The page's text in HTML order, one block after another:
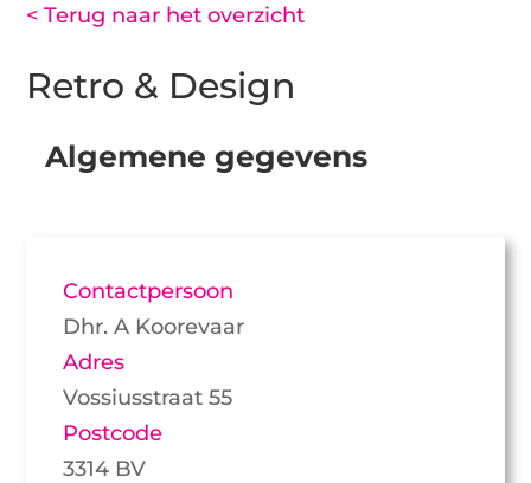
< Terug naar het overzicht
Retro & Design
Algemene gegevens
Contactpersoon
Dhr. A Koorevaar
Adres
Vossiusstraat 55
Postcode
3314 BV